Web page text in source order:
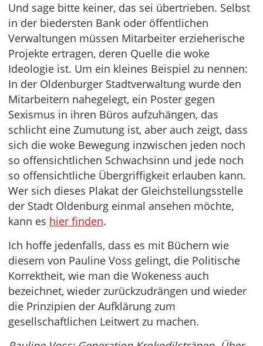
Und sage bitte keiner, das sei übertrieben. Selbst
in der biedersten Bank oder öffentlichen
Verwaltungen müssen Mitarbeiter erzieherische
Projekte ertragen, deren Quelle die woke
Ideologie ist. Um ein kleines Beispiel zu nennen:
In der Oldenburger Stadtverwaltung wurde den
Mitarbeitern nahegelegt, ein Poster gegen
Sexismus in ihren Büros aufzuhängen, das
schlicht eine Zumutung ist, aber auch zeigt, dass
sich die woke Bewegung inzwischen jeden noch
so offensichtlichen Schwachsinn und jede noch
so offensichtliche Übergriffigkeit erlauben kann.
Wer sich dieses Plakat der Gleichstellungsstelle
der Stadt Oldenburg einmal ansehen möchte,
kann es hier finden.
Ich hoffe jedenfalls, dass es mit Büchern wie
diesem von Pauline Voss gelingt, die Politische
Korrektheit, wie man die Wokeness auch
bezeichnet, wieder zurückzudrängen und wieder
die Prinzipien der Aufklärung zum
gesellschaftlichen Leitwert zu machen.